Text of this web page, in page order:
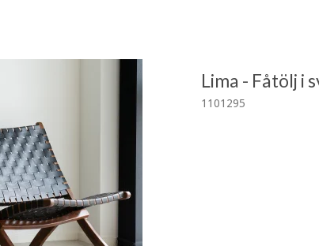
Lima - Fåtölj i
1101295